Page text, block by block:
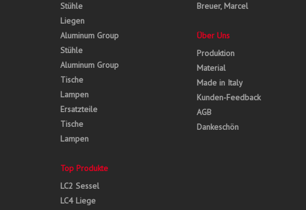
Stühle
Liegen
Aluminum Group
Stühle
Aluminum Group
Tische
Lampen
Ersatzteile
Tische
Lampen
Top Produkte
LC2 Sessel
LC4 Liege
Breuer, Marcel
Über Uns
Produktion
Material
Made in Italy
Kunden-Feedback
AGB
Dankeschön